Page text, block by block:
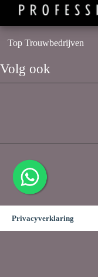
Top Trouwbedrijven
Volg ook
Privacyverklaring